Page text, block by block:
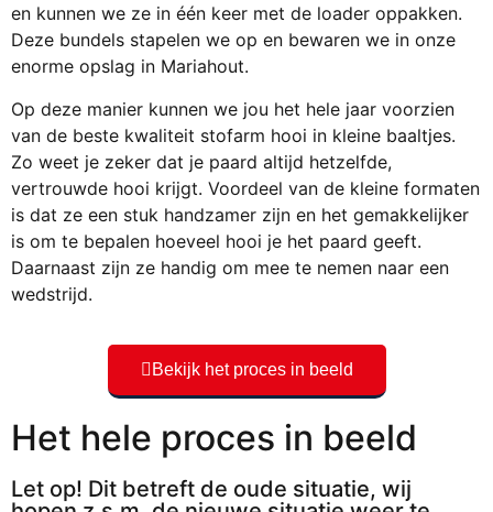
en kunnen we ze in één keer met de loader oppakken.
Deze bundels stapelen we op en bewaren we in onze
enorme opslag in Mariahout.
Op deze manier kunnen we jou het hele jaar voorzien
van de beste kwaliteit stofarm hooi in kleine baaltjes.
Zo weet je zeker dat je paard altijd hetzelfde,
vertrouwde hooi krijgt. Voordeel van de kleine formaten
is dat ze een stuk handzamer zijn en het gemakkelijker
is om te bepalen hoeveel hooi je het paard geeft.
Daarnaast zijn ze handig om mee te nemen naar een
wedstrijd.
Bekijk het proces in beeld
Het hele proces in beeld
Let op! Dit betreft de oude situatie, wij